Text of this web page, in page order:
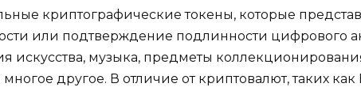
криптографические токены, которые
или подтверждение подлинности цифрового
искусства, музыка, предметы
другое. В отличие от криптовалют, таких